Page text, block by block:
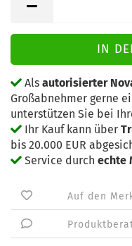
Als autorisierter
Großabnehmer gerne
unterstützen Sie bei
Ihr Kauf kann über
bis 20.000 EUR
Service durch echte
Auf den